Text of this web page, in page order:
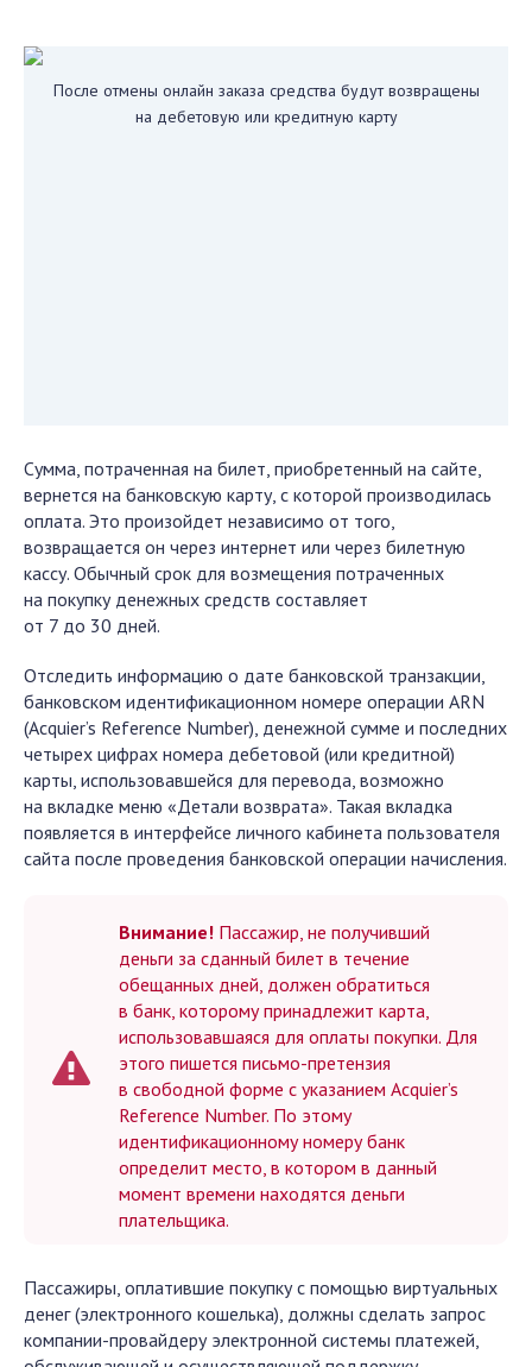
После отмены онлайн заказа средства будут возвращены
на дебетовую или кредитную карту
Сумма, потраченная на билет, приобретенный на сайте,
вернется на банковскую карту, с которой производилась
оплата. Это произойдет независимо от того,
возвращается он через интернет или через билетную
кассу. Обычный срок для возмещения потраченных
на покупку денежных средств составляет
от 7 до 30 дней.
Отследить информацию о дате банковской транзакции,
банковском идентификационном номере операции ARN
(Acquier’s Reference Number), денежной сумме и последних
четырех цифрах номера дебетовой (или кредитной)
карты, использовавшейся для перевода, возможно
на вкладке меню «Детали возврата». Такая вкладка
появляется в интерфейсе личного кабинета пользователя
сайта после проведения банковской операции начисления.
Внимание! Пассажир, не получивший
деньги за сданный билет в течение
обещанных дней, должен обратиться
в банк, которому принадлежит карта,
использовавшаяся для оплаты покупки. Для
этого пишется письмо-претензия
в свободной форме с указанием Acquier’s
Reference Number. По этому
идентификационному номеру банк
определит место, в котором в данный
момент времени находятся деньги
плательщика.
Пассажиры, оплатившие покупку с помощью виртуальных
денег (электронного кошелька), должны сделать запрос
компании-провайдеру электронной системы платежей,